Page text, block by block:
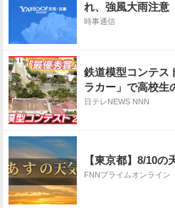
れ、強風大雨注
時事通信
鉄道模型コンテス
ラカー」で高校生
「最優秀賞」はど
日テレNEWS NNN
【東京都】8/10の
FNNプライムオンライン